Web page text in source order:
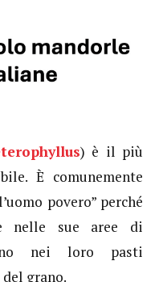
) è il più
È comunemente
povero” perché
nelle sue aree di
nei loro pasti
grano.